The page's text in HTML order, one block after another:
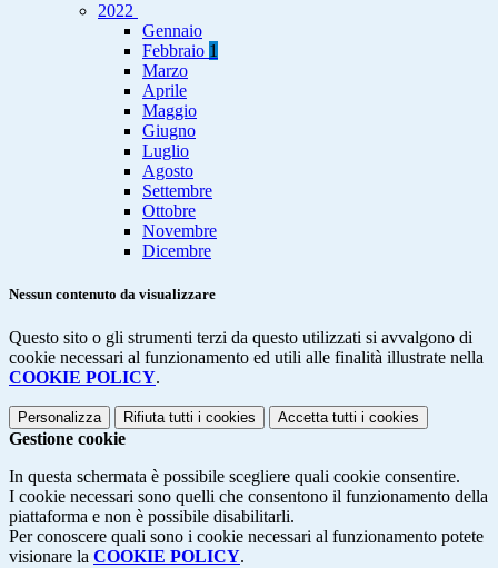
2022
Gennaio
Febbraio 1
Marzo
Aprile
Maggio
Giugno
Luglio
Agosto
Settembre
Ottobre
Novembre
Dicembre
Nessun contenuto da visualizzare
Questo sito o gli strumenti terzi da questo utilizzati si avvalgono di
cookie necessari al funzionamento ed utili alle finalità illustrate nella
COOKIE POLICY.
Personalizza Rifiuta tutti i cookies Accetta tutti i cookies
Gestione cookie
In questa schermata è possibile scegliere quali cookie consentire.
I cookie necessari sono quelli che consentono il funzionamento della
piattaforma e non è possibile disabilitarli.
Per conoscere quali sono i cookie necessari al funzionamento potete
visionare la COOKIE POLICY.